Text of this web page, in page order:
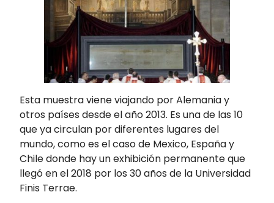
Esta muestra viene viajando por Alemania y
otros países desde el año 2013. Es una de las 10
que ya circulan por diferentes lugares del
mundo, como es el caso de Mexico, España y
Chile donde hay un exhibición permanente que
llegó en el 2018 por los 30 años de la Universidad
Finis Terrae.